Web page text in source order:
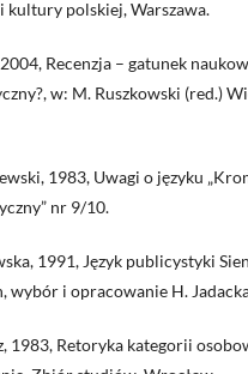
kultury polskiej, Warszawa.
Recenzja – gatunek
w: M. Ruszkowski (red.)
1983, Uwagi o języku
nr 9/10.
1991, Język publicystyki
wybór i opracowanie H.
1983, Retoryka kategorii